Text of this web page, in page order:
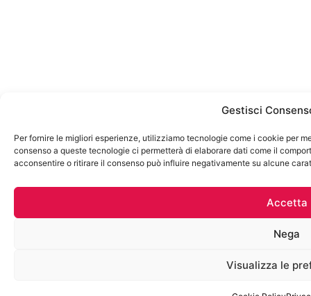
Gestisci
Per fornire le migliori esperienze, utilizziamo tecnologie come i cookie per
consenso a queste tecnologie ci permetterà di elaborare dati come il
acconsentire o ritirare il consenso può influire negativamente su alcune
Accetta
Nega
Visualizza le